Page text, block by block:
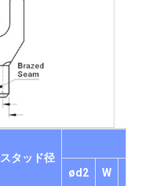
スタッド径
ød2 W